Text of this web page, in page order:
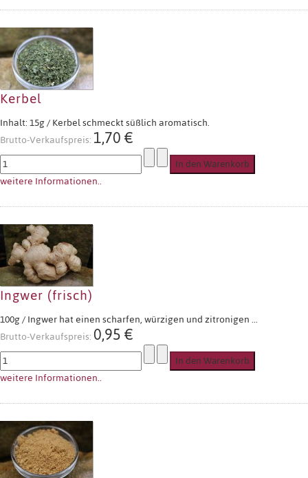
Kerbel
Inhalt: 15g / Kerbel schmeckt süßlich aromatisch.
Brutto-Verkaufspreis:1,70 €
weitere Informationen..
Ingwer (frisch)
100g / Ingwer hat einen scharfen, würzigen und zitronigen ...
Brutto-Verkaufspreis:0,95 €
weitere Informationen..